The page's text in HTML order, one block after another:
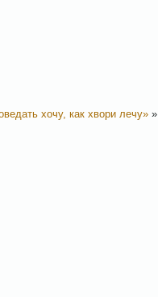
хочу, как хвори лечу» »